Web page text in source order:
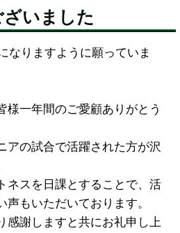
いました
なりますように願っていま
一年間のご愛顧ありがとう
の試合で活躍された方が沢
スを日課とすることで、活
もいただいております。
謝しますと共にお礼申し上